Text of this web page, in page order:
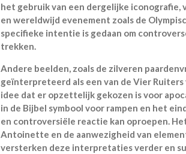
het gebruik van een dergelijke iconografie,
en wereldwijd evenement zoals de
specifieke intentie is gedaan om
trekken​.
Andere beelden, zoals de zilveren
geïnterpreteerd als een van de Vier Ruiters
idee dat er opzettelijk gekozen is voor
in de Bijbel symbool voor rampen en het
en controversiële reactie kan oproepen​.
Antoinette en de aanwezigheid van
versterken deze interpretaties verder en